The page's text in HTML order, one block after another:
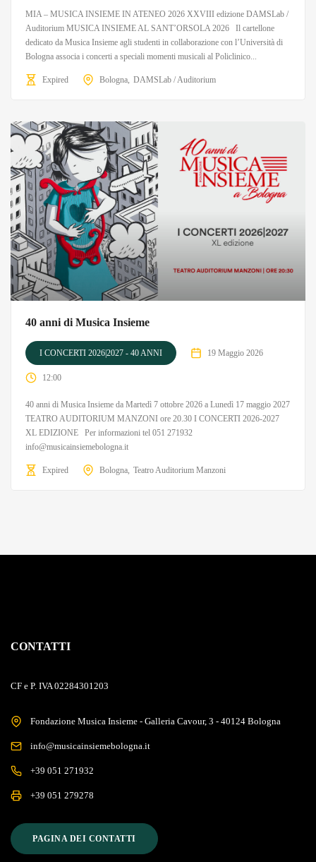
MIA – MUSICA INSIEME IN ATENEO 2026 XXVIII edizione DAMSLab /
Auditorium MUSICA INSIEME AL SANT’ORSOLA 2026 Il cartellone
dedicato da Musica Insieme agli studenti in collaborazione con l’Università di
Bologna associa i concerti a speciali momenti musicali al Policlinico...
Expired Bologna DAMSLab / Auditorium
40 anni di Musica Insieme
I CONCERTI 2026|2027 - 40 ANNI 19 Maggio 2026
12:00
40 anni di Musica Insieme da Martedì 7 ottobre 2026 a Lunedì 17 maggio 2027
TEATRO AUDITORIUM MANZONI ore 20.30 I CONCERTI 2026-2027
XL EDIZIONE Per informazioni tel 051 271932
info@musicainsiemebologna.it
Expired Bologna Teatro Auditorium Manzoni
CONTATTI
CF e P. IVA 02284301203
Fondazione Musica Insieme - Galleria Cavour, 3 - 40124 Bologna
info@musicainsiemebologna.it
+39 051 271932
+39 051 279278
PAGINA DEI CONTATTI